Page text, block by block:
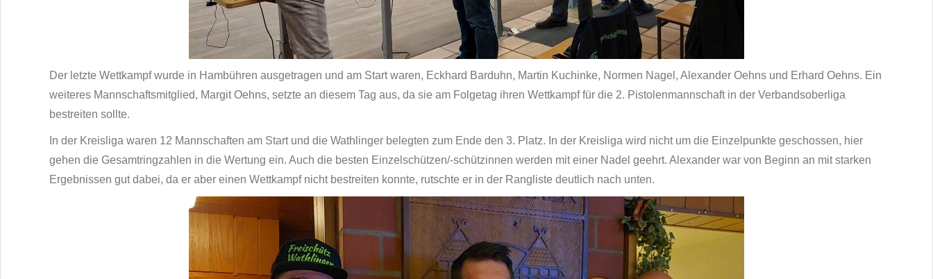
Der letzte Wettkampf wurde in Hambühren ausgetragen und am Start waren, Eckhard Barduhn, Martin Kuchinke, Normen Nagel, Alexander Oehns und Erhard Oehns. Ein
weiteres Mannschaftsmitglied, Margit Oehns, setzte an diesem Tag aus, da sie am Folgetag ihren Wettkampf für die 2. Pistolenmannschaft in der Verbandsoberliga
bestreiten sollte.
In der Kreisliga waren 12 Mannschaften am Start und die Wathlinger belegten zum Ende den 3. Platz. In der Kreisliga wird nicht um die Einzelpunkte geschossen, hier
gehen die Gesamtringzahlen in die Wertung ein. Auch die besten Einzelschützen/-schützinnen werden mit einer Nadel geehrt. Alexander war von Beginn an mit starken
Ergebnissen gut dabei, da er aber einen Wettkampf nicht bestreiten konnte, rutschte er in der Rangliste deutlich nach unten.